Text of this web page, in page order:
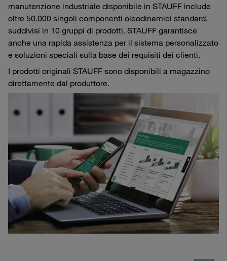
manutenzione industriale disponibile in STAUFF include
oltre 50.000 singoli componenti oleodinamici standard,
suddivisi in 10 gruppi di prodotti. STAUFF garantisce
anche una rapida assistenza per il sistema personalizzato
e soluzioni speciali sulla base dei requisiti dei clienti.
I prodotti originali STAUFF sono disponibili a magazzino
direttamente dal produttore.